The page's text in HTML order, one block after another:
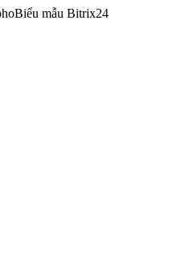
Biểu mẫu Bitrix24